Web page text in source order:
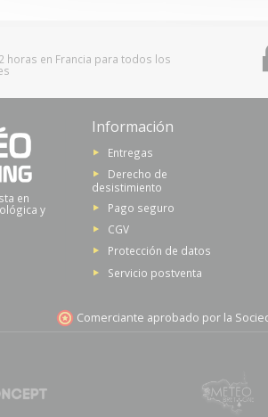
horas en Francia para todos los
en
y
Información
Entregas
Derecho de
desistimiento
Pago seguro
CGV
Protección de datos
Servicio postventa
Comerciante aprobado por la